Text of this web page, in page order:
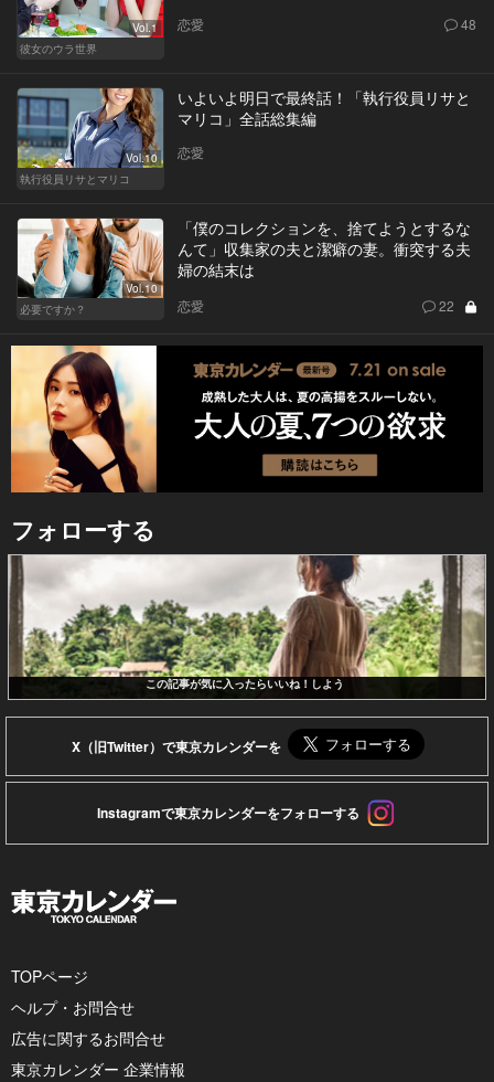
Vol.1
彼女のウラ世界
恋愛 48
Vol.10
執行役員リサとマリコ
いよいよ明日で最終話！「執行役員リサと
マリコ」全話総集編
恋愛
Vol.10
必要ですか？
「僕のコレクションを、捨てようとするな
んて」収集家の夫と潔癖の妻。衝突する夫
婦の結末は
恋愛 22
フォローする
この記事が気に入ったらいいね！しよう
X（旧Twitter）で東京カレンダーを
Instagramで東京カレンダーをフォローする
TOPページ
ヘルプ・お問合せ
広告に関するお問合せ
東京カレンダー 企業情報